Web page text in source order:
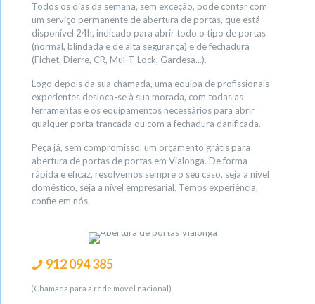
Todos os dias da semana, sem exceção, pode contar com
um serviço permanente de abertura de portas, que está
disponível 24h, indicado para abrir todo o tipo de portas
(normal, blindada e de alta segurança) e de fechadura
(Fichet, Dierre, CR, Mul-T-Lock, Gardesa...).
Logo depois da sua chamada, uma equipa de profissionais
experientes desloca-se à sua morada, com todas as
ferramentas e os equipamentos necessários para abrir
qualquer porta trancada ou com a fechadura danificada.
Peça já, sem compromisso, um orçamento grátis para
abertura de portas de portas em Vialonga. De forma
rápida e eficaz, resolvemos sempre o seu caso, seja a nível
doméstico, seja a nível empresarial. Temos experiência,
confie em nós.
912 094 385
(Chamada para a rede móvel nacional)